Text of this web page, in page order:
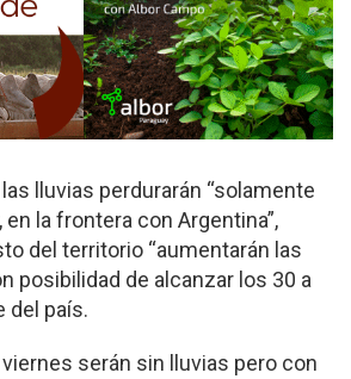
lluvias perdurarán “solamente
la frontera con Argentina”,
del territorio “aumentarán las
posibilidad de alcanzar los 30 a
del país.
serán sin lluvias pero con